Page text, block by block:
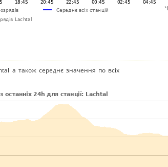
а також середнє значення по всіх